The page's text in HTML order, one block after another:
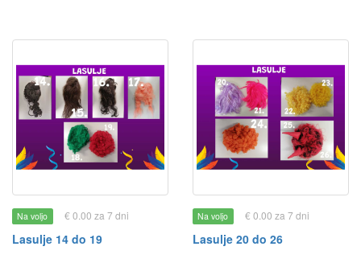
Na voljo € 0.00 za 7 dni
Lasulje 14 do 19
Na voljo € 0.00 za 7 dni
Lasulje 20 do 26